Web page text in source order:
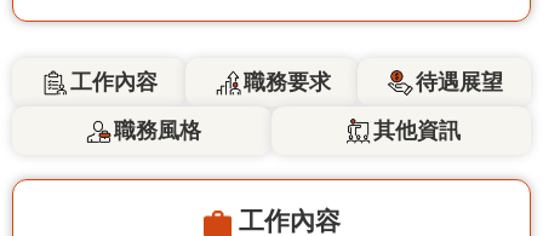
工作內容 職務要求
待遇展望
職務風格
其他資訊
工作內容